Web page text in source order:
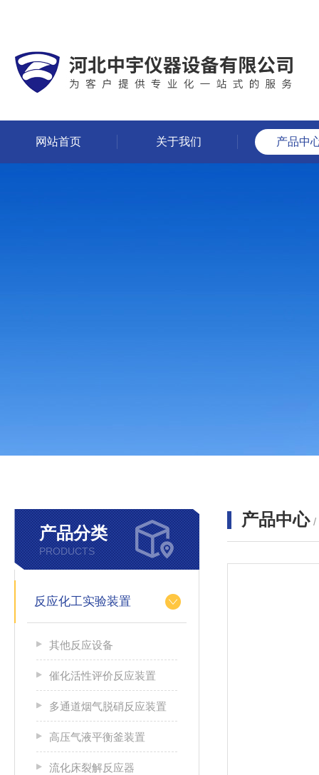
网站首页 关于我们 产品中
产品分类
PRODUCTS
反应化工实验装置
其他反应设备
催化活性评价反应装置
多通道烟气脱硝反应装置
高压气液平衡釜装置
流化床裂解反应器
产品中心 /